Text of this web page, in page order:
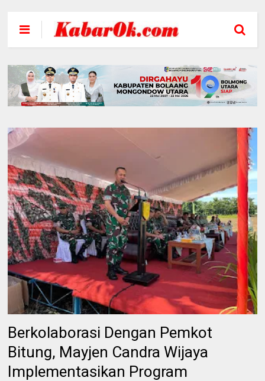
Berkolaborasi Dengan Pemkot
Bitung, Mayjen Candra Wijaya
Implementasikan Program